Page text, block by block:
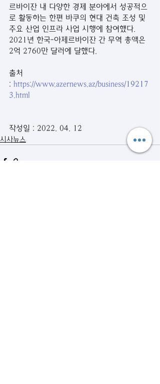
르바이잔 내 다양한 경제 분야에서 성공적으
로 활동하는 한편 바쿠의 현대 건축 조성 및
주요 산업 인프라 사업 시행에 참여했다.
2021년 한국-아제르바이잔 간 무역 총액은
2억 2760만 달러에 달했다.
출처
: https://www.azernews.az/business/19217
3.html
작성일 : 2022. 04. 12
시사뉴스